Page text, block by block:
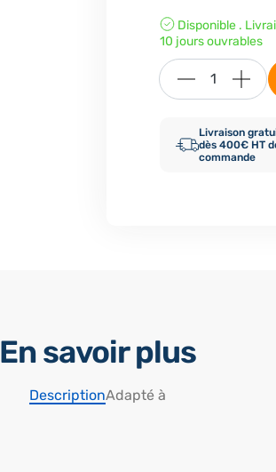
Disponible .
10 jours ouvrables
Livraison
dès 400€ HT
commande
En savoir plus
DescriptionAdapté à